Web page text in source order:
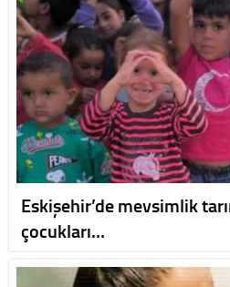
Eskişehir’de mevsimlik
çocukları…